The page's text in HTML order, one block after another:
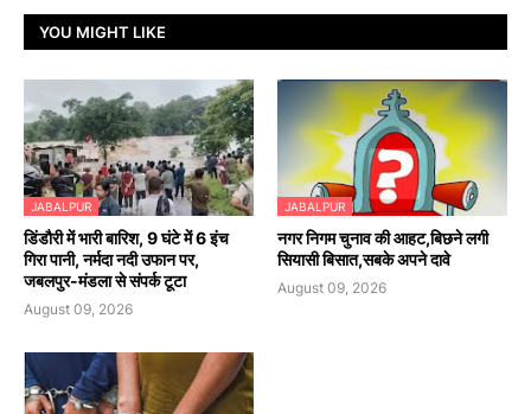
YOU MIGHT LIKE
JABALPUR
डिंडौरी में भारी बारिश, 9 घंटे में 6 इंच
गिरा पानी, नर्मदा नदी उफान पर,
जबलपुर-मंडला से संपर्क टूटा
August 09, 2026
JABALPUR
नगर निगम चुनाव की आहट,बिछने लगी
सियासी बिसात,सबके अपने दावे
August 09, 2026